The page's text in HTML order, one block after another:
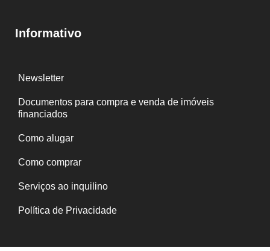
Informativo
Newsletter
Documentos para compra e venda de imóveis
financiados
Como alugar
Como comprar
Serviços ao inquilino
Política de Privacidade